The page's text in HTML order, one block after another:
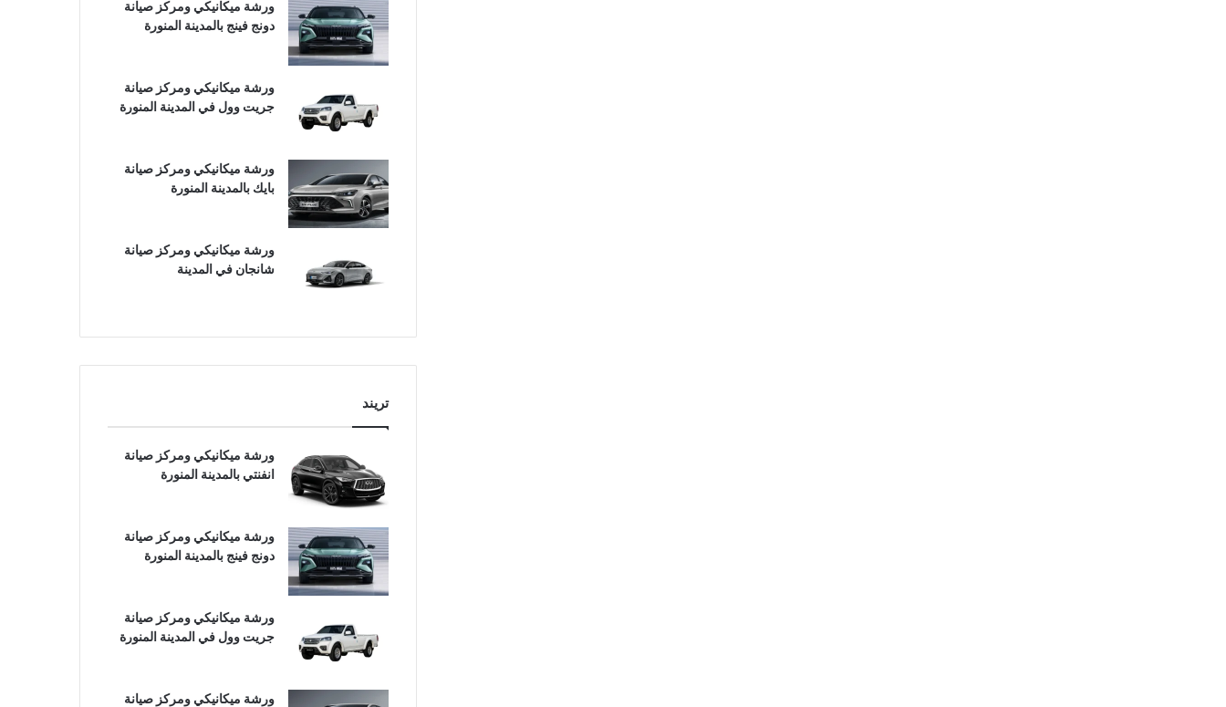
ورشة ميكانيكي ومركز صيانة
دونج فينج بالمدينة المنورة
ورشة ميكانيكي ومركز صيانة
جريت وول في المدينة المنورة
ورشة ميكانيكي ومركز صيانة
بايك بالمدينة المنورة
ورشة ميكانيكي ومركز صيانة
شانجان في المدينة
تريند
ورشة ميكانيكي ومركز صيانة
انفنتي بالمدينة المنورة
ورشة ميكانيكي ومركز صيانة
دونج فينج بالمدينة المنورة
ورشة ميكانيكي ومركز صيانة
جريت وول في المدينة المنورة
ورشة ميكانيكي ومركز صيانة